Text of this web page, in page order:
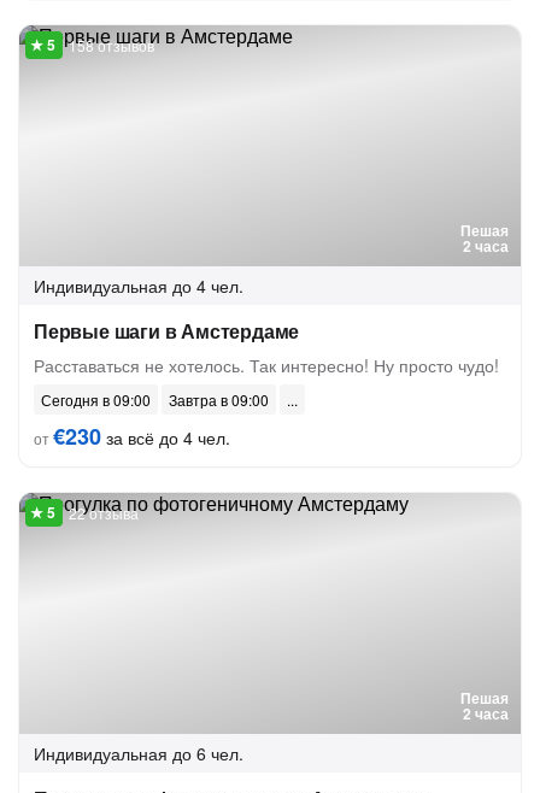
Пешая
2 часа
158 отзывов
Индивидуальная до 4 чел.
Первые шаги в Амстердаме
Расставаться не хотелось. Так интересно! Ну просто чудо!
Сегодня в 09:00
Завтра в 09:00
от€230 за всё до 4 чел.
Пешая
2 часа
22 отзыва
Индивидуальная до 6 чел.